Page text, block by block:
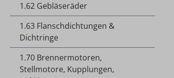
1.62 Gebläseräder
1.63 Flanschdichtungen &
Dichtringe
1.70 Brennermotoren,
Stellmotore, Kupplungen,